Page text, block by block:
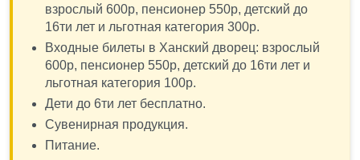
взрослый 600р, пенсионер 550р, детский до
16ти лет и льготная категория 300р.
Входные билеты в Ханский дворец: взрослый
600р, пенсионер 550р, детский до 16ти лет и
льготная категория 100р.
Дети до 6ти лет бесплатно.
Сувенирная продукция.
Питание.